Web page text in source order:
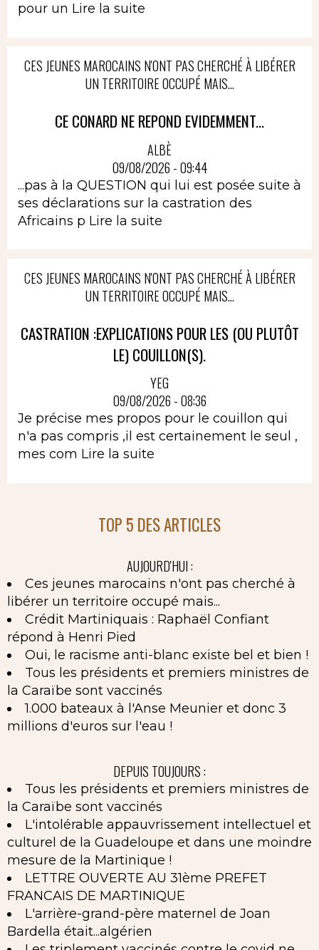
pour un Lire la suite
CES JEUNES MAROCAINS N'ONT PAS CHERCHÉ À LIBÉRER
UN TERRITOIRE OCCUPÉ MAIS...
CE CONARD NE REPOND EVIDEMMENT...
ALBÈ
09/08/2026 - 09:44
...pas à la QUESTION qui lui est posée suite à
ses déclarations sur la castration des
Africains p Lire la suite
CES JEUNES MAROCAINS N'ONT PAS CHERCHÉ À LIBÉRER
UN TERRITOIRE OCCUPÉ MAIS...
CASTRATION :EXPLICATIONS POUR LES (OU PLUTÔT
LE) COUILLON(S).
YEG
09/08/2026 - 08:36
Je précise mes propos pour le couillon qui
n'a pas compris ,il est certainement le seul ,
mes com Lire la suite
TOP 5 DES ARTICLES
AUJOURD'HUI :
Ces jeunes marocains n'ont pas cherché à
libérer un territoire occupé mais...
Crédit Martiniquais : Raphaël Confiant
répond à Henri Pied
Oui, le racisme anti-blanc existe bel et bien !
Tous les présidents et premiers ministres de
la Caraïbe sont vaccinés
1.000 bateaux à l'Anse Meunier et donc 3
millions d'euros sur l'eau !
DEPUIS TOUJOURS :
Tous les présidents et premiers ministres de
la Caraïbe sont vaccinés
L'intolérable appauvrissement intellectuel et
culturel de la Guadeloupe et dans une moindre
mesure de la Martinique !
LETTRE OUVERTE AU 31ème PREFET
FRANCAIS DE MARTINIQUE
L'arrière-grand-père maternel de Joan
Bardella était...algérien